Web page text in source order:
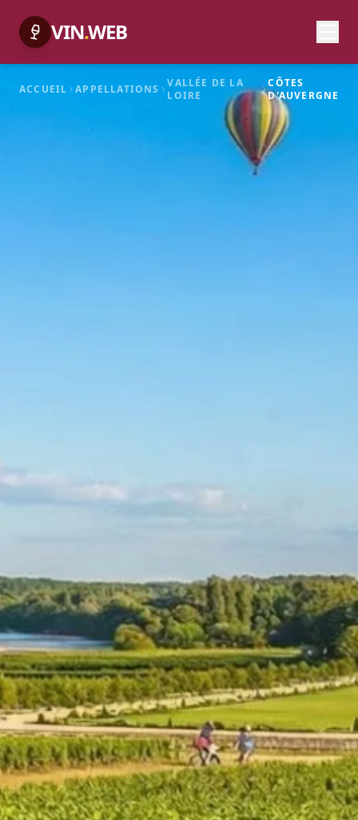
VIN.WEB
ACCUEIL APPELLATIONS
VALLÉE DE LA
LOIRE
CÔTES
D'AUVERGNE